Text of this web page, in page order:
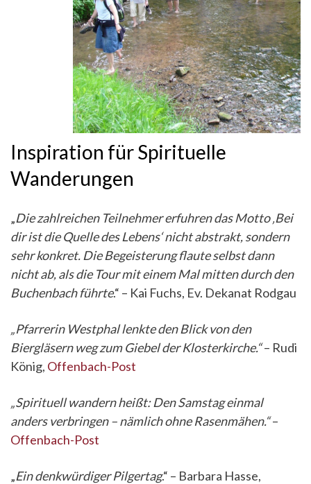
Inspiration für Spirituelle
Wanderungen
„Die zahlreichen Teilnehmer erfuhren das Motto ‚Bei
dir ist die Quelle des Lebens‘ nicht abstrakt, sondern
sehr konkret. Die Begeisterung flaute selbst dann
nicht ab, als die Tour mit einem Mal mitten durch den
Buchenbach führte.“ – Kai Fuchs, Ev. Dekanat Rodgau
„Pfarrerin Westphal lenkte den Blick von den
Biergläsern weg zum Giebel der Klosterkirche.“– Rudi
König, Offenbach-Post
„Spirituell wandern heißt: Den Samstag einmal
anders verbringen – nämlich ohne Rasenmähen.“–
Offenbach-Post
„Ein denkwürdiger Pilgertag.“ – Barbara Hasse,